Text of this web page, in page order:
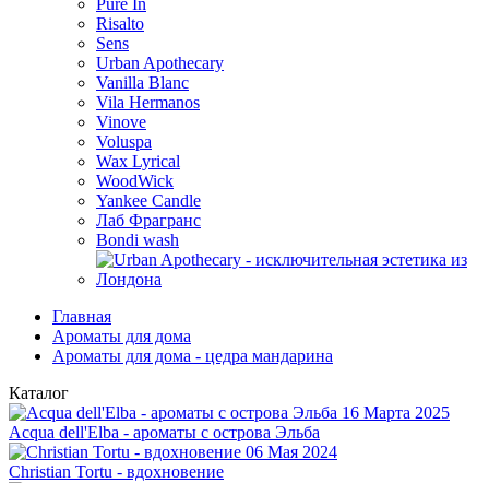
Pure In
Risalto
Sens
Urban Apothecary
Vanilla Blanc
Vila Hermanos
Vinove
Voluspa
Wax Lyrical
WoodWick
Yankee Candle
Лаб Фрагранс
Bondi wash
Главная
Ароматы для дома
Ароматы для дома - цедра мандарина
Каталог
16 Марта 2025
Acqua dell'Elba - ароматы с острова Эльба
06 Мая 2024
Christian Tortu - вдохновение